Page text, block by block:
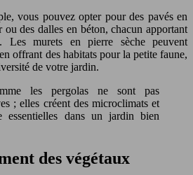
vous pouvez opter pour des pavés en
des dalles en béton, chacun apportant
Les murets en pierre sèche peuvent
offrant des habitats pour la petite faune,
de votre jardin.
les pergolas ne sont pas
; elles créent des microclimats et
essentielles dans un jardin bien
des végétaux